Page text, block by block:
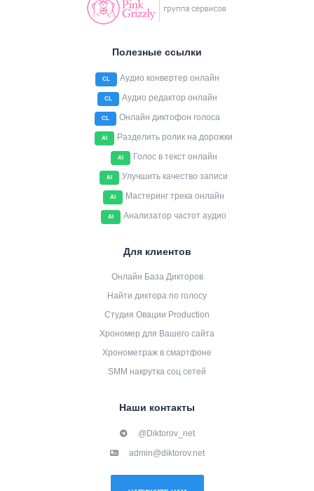
Полезные ссылки
CL Аудио конвертер онлайн
CL Аудио редактор онлайн
CL Онлайн диктофон голоса
AI Разделить ролик на дорожки
AI Голос в текст онлайн
AI Улучшить качество записи
AI Мастеринг трека онлайн
AI Анализатор частот аудио
Для клиентов
Онлайн База Дикторов
Найти диктора по голосу
Студия Овации Production
Хрономер для Вашего сайта
Хронометраж в смартфоне
SMM накрутка соц сетей
Наши контакты
@Diktorov_net
admin@diktorov.net